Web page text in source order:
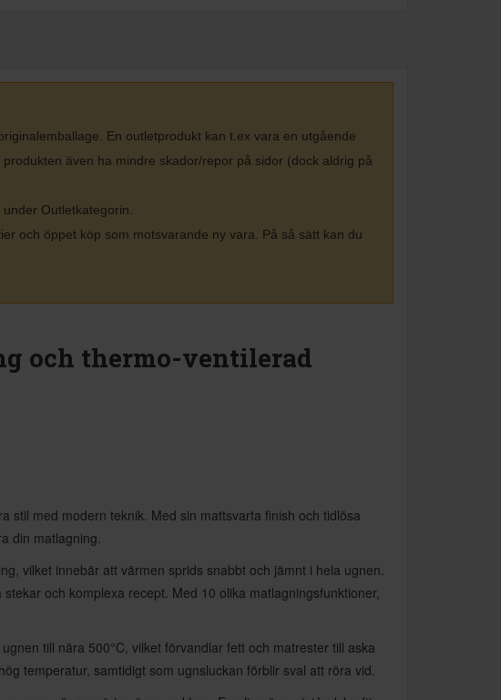
En outletprodukt kan t.ex vara en utgående
även ha mindre skador/repor på sidor (dock aldrig på
Outletkategorin.
och öppet köp som motsvarande ny vara. På så sätt kan du
och thermo-ventilerad
stil med modern teknik. Med sin mattsvarta finish och tidlösa
din matlagning.
vilket innebär att värmen sprids snabbt och jämnt i hela ugnen.
och komplexa recept. Med 10 olika matlagningsfunktioner,
till nära 500°C, vilket förvandlar fett och matrester till aska
temperatur, samtidigt som ugnsluckan förblir sval att röra vid.